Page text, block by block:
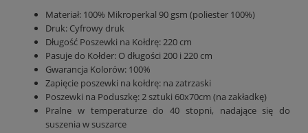
Materiał: 100% Mikroperkal 90 gsm (poliester 100%)
Druk: Cyfrowy druk
Długość Poszewki na Kołdrę: 220 cm
Pasuje do Kołder: O długości 200 i 220 cm
Gwarancja Kolorów: 100%
Zapięcie poszewki na kołdrę: na zatrzaski
Poszewki na Poduszkę: 2 sztuki 60x70cm (na zakładkę)
Pralne w temperaturze do 40 stopni, nadające się do
suszenia w suszarce